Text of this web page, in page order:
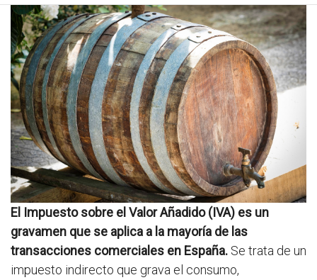
El Impuesto sobre el Valor Añadido (IVA) es un
gravamen que se aplica a la mayoría de las
transacciones comerciales en España. Se trata de un
impuesto indirecto que grava el consumo,